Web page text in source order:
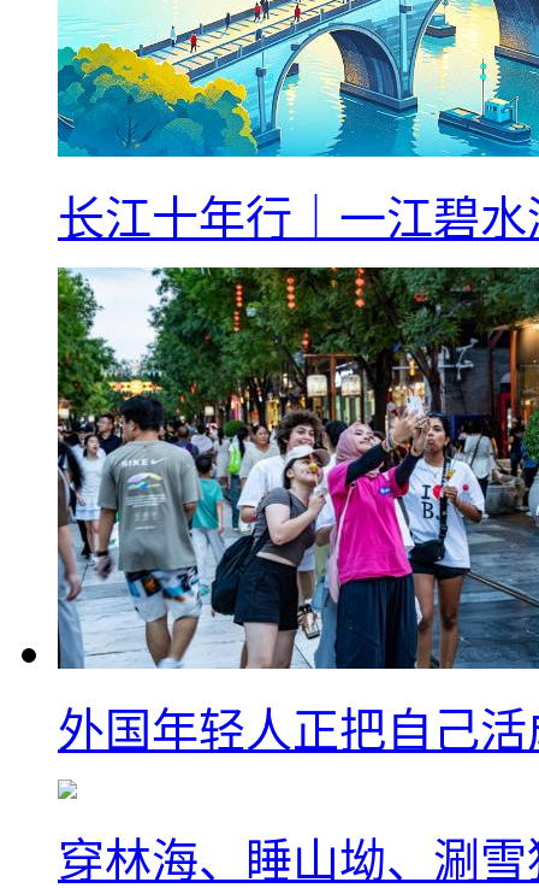
长江十年行｜一江碧
外国年轻人正把自己活
穿林海、睡山坳、涮